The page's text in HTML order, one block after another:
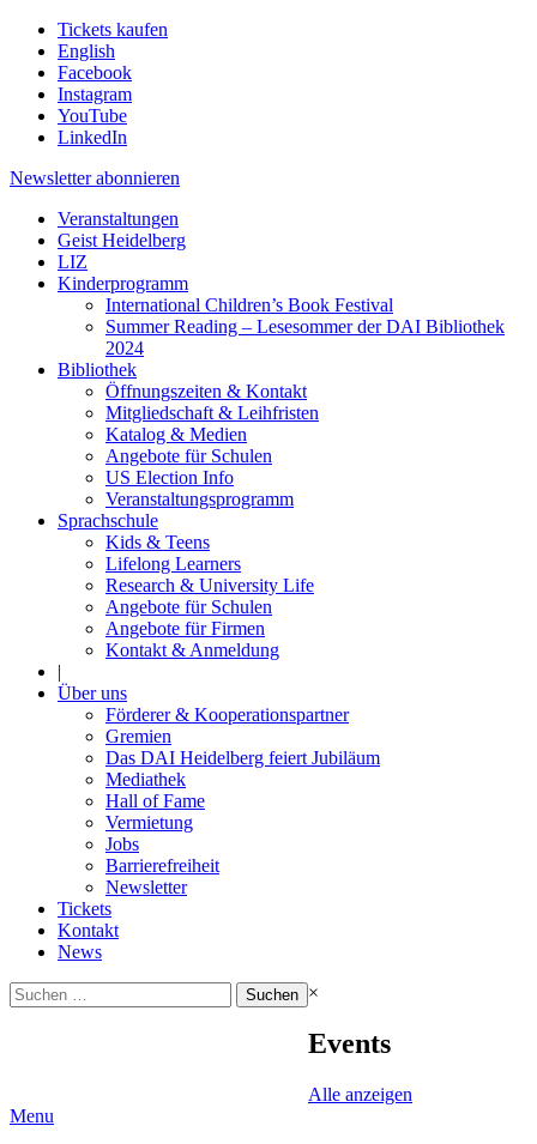
Tickets kaufen
English
Facebook
Instagram
YouTube
LinkedIn
Newsletter abonnieren
Veranstaltungen
Geist Heidelberg
LIZ
Kinderprogramm
International Children’s Book Festival
Summer Reading – Lesesommer der DAI Bibliothek
2024
Bibliothek
Öffnungszeiten & Kontakt
Mitgliedschaft & Leihfristen
Katalog & Medien
Angebote für Schulen
US Election Info
Veranstaltungsprogramm
Sprachschule
Kids & Teens
Lifelong Learners
Research & University Life
Angebote für Schulen
Angebote für Firmen
Kontakt & Anmeldung
|
Über uns
Förderer & Kooperationspartner
Gremien
Das DAI Heidelberg feiert Jubiläum
Mediathek
Hall of Fame
Vermietung
Jobs
Barrierefreiheit
Newsletter
Tickets
Kontakt
News
Suchen
nach:
×
Events
Alle anzeigen
Menu